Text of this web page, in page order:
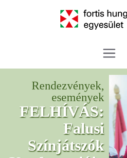
Rendezvények,
események
FELHÍVÁS:
Falusi
Színjátszók